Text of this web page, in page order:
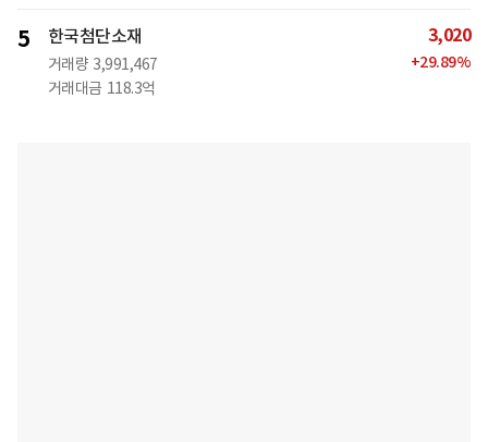
5 한국첨단소재
거래량 3,991,467
거래대금 118.3억
3,020
+29.89%